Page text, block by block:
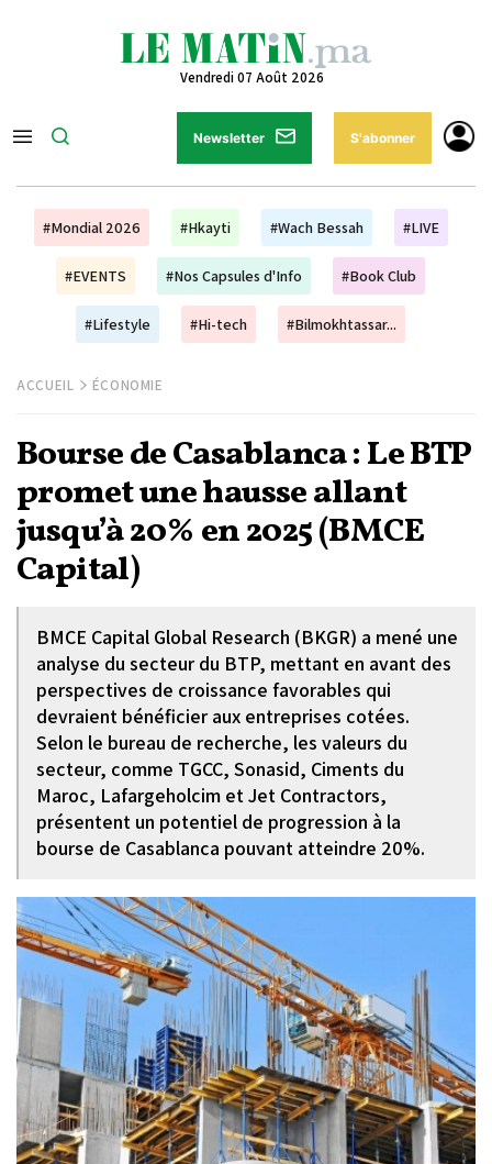
Vendredi 07 Août 2026
Newsletter S'abonner
#Mondial 2026 #Hkayti #Wach Bessah #LIVE
#EVENTS #Nos Capsules d'Info #Book Club
#Lifestyle #Hi-tech #Bilmokhtassar...
ACCUEIL ÉCONOMIE
Bourse de Casablanca : Le BTP
promet une hausse allant
jusqu’à 20% en 2025 (BMCE
Capital)
BMCE Capital Global Research (BKGR) a mené une
analyse du secteur du BTP, mettant en avant des
perspectives de croissance favorables qui
devraient bénéficier aux entreprises cotées.
Selon le bureau de recherche, les valeurs du
secteur, comme TGCC, Sonasid, Ciments du
Maroc, Lafargeholcim et Jet Contractors,
présentent un potentiel de progression à la
bourse de Casablanca pouvant atteindre 20%.